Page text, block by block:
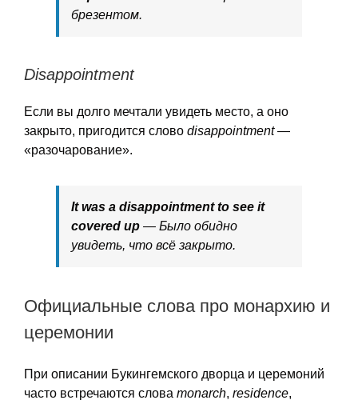
брезентом.
Disappointment
Если вы долго мечтали увидеть место, а оно
закрыто, пригодится слово disappointment—
«разочарование».
It was a disappointment to see it
covered up — Было обидно
увидеть, что всё закрыто.
Официальные слова про монархию и
церемонии
При описании Букингемского дворца и церемоний
часто встречаются слова monarch, residence,